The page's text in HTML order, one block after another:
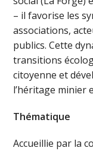
– il favorise les
associations,
publics. Cette
transitions
citoyenne et
l’héritage minier
Thématique
Accueillie par la